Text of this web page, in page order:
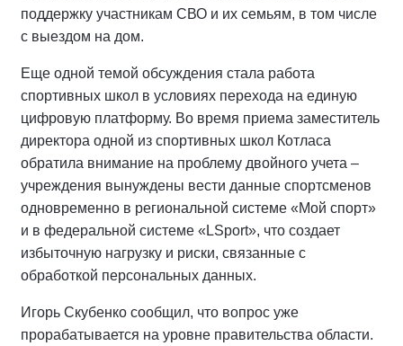
поддержку участникам СВО и их семьям, в том числе
с выездом на дом.
Еще одной темой обсуждения стала работа
спортивных школ в условиях перехода на единую
цифровую платформу. Во время приема заместитель
директора одной из спортивных школ Котласа
обратила внимание на проблему двойного учета –
учреждения вынуждены вести данные спортсменов
одновременно в региональной системе «Мой спорт»
и в федеральной системе «LSport», что создает
избыточную нагрузку и риски, связанные с
обработкой персональных данных.
Игорь Скубенко сообщил, что вопрос уже
прорабатывается на уровне правительства области.